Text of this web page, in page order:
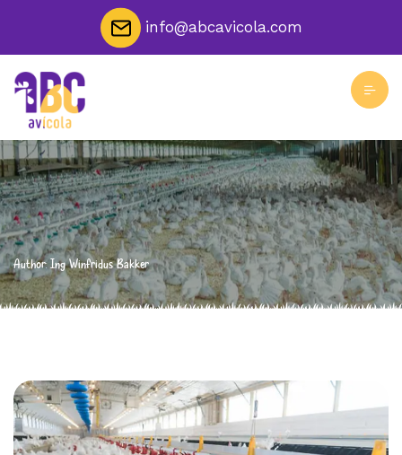
info@abcavicola.com
Author: Ing Winfridus Bakker